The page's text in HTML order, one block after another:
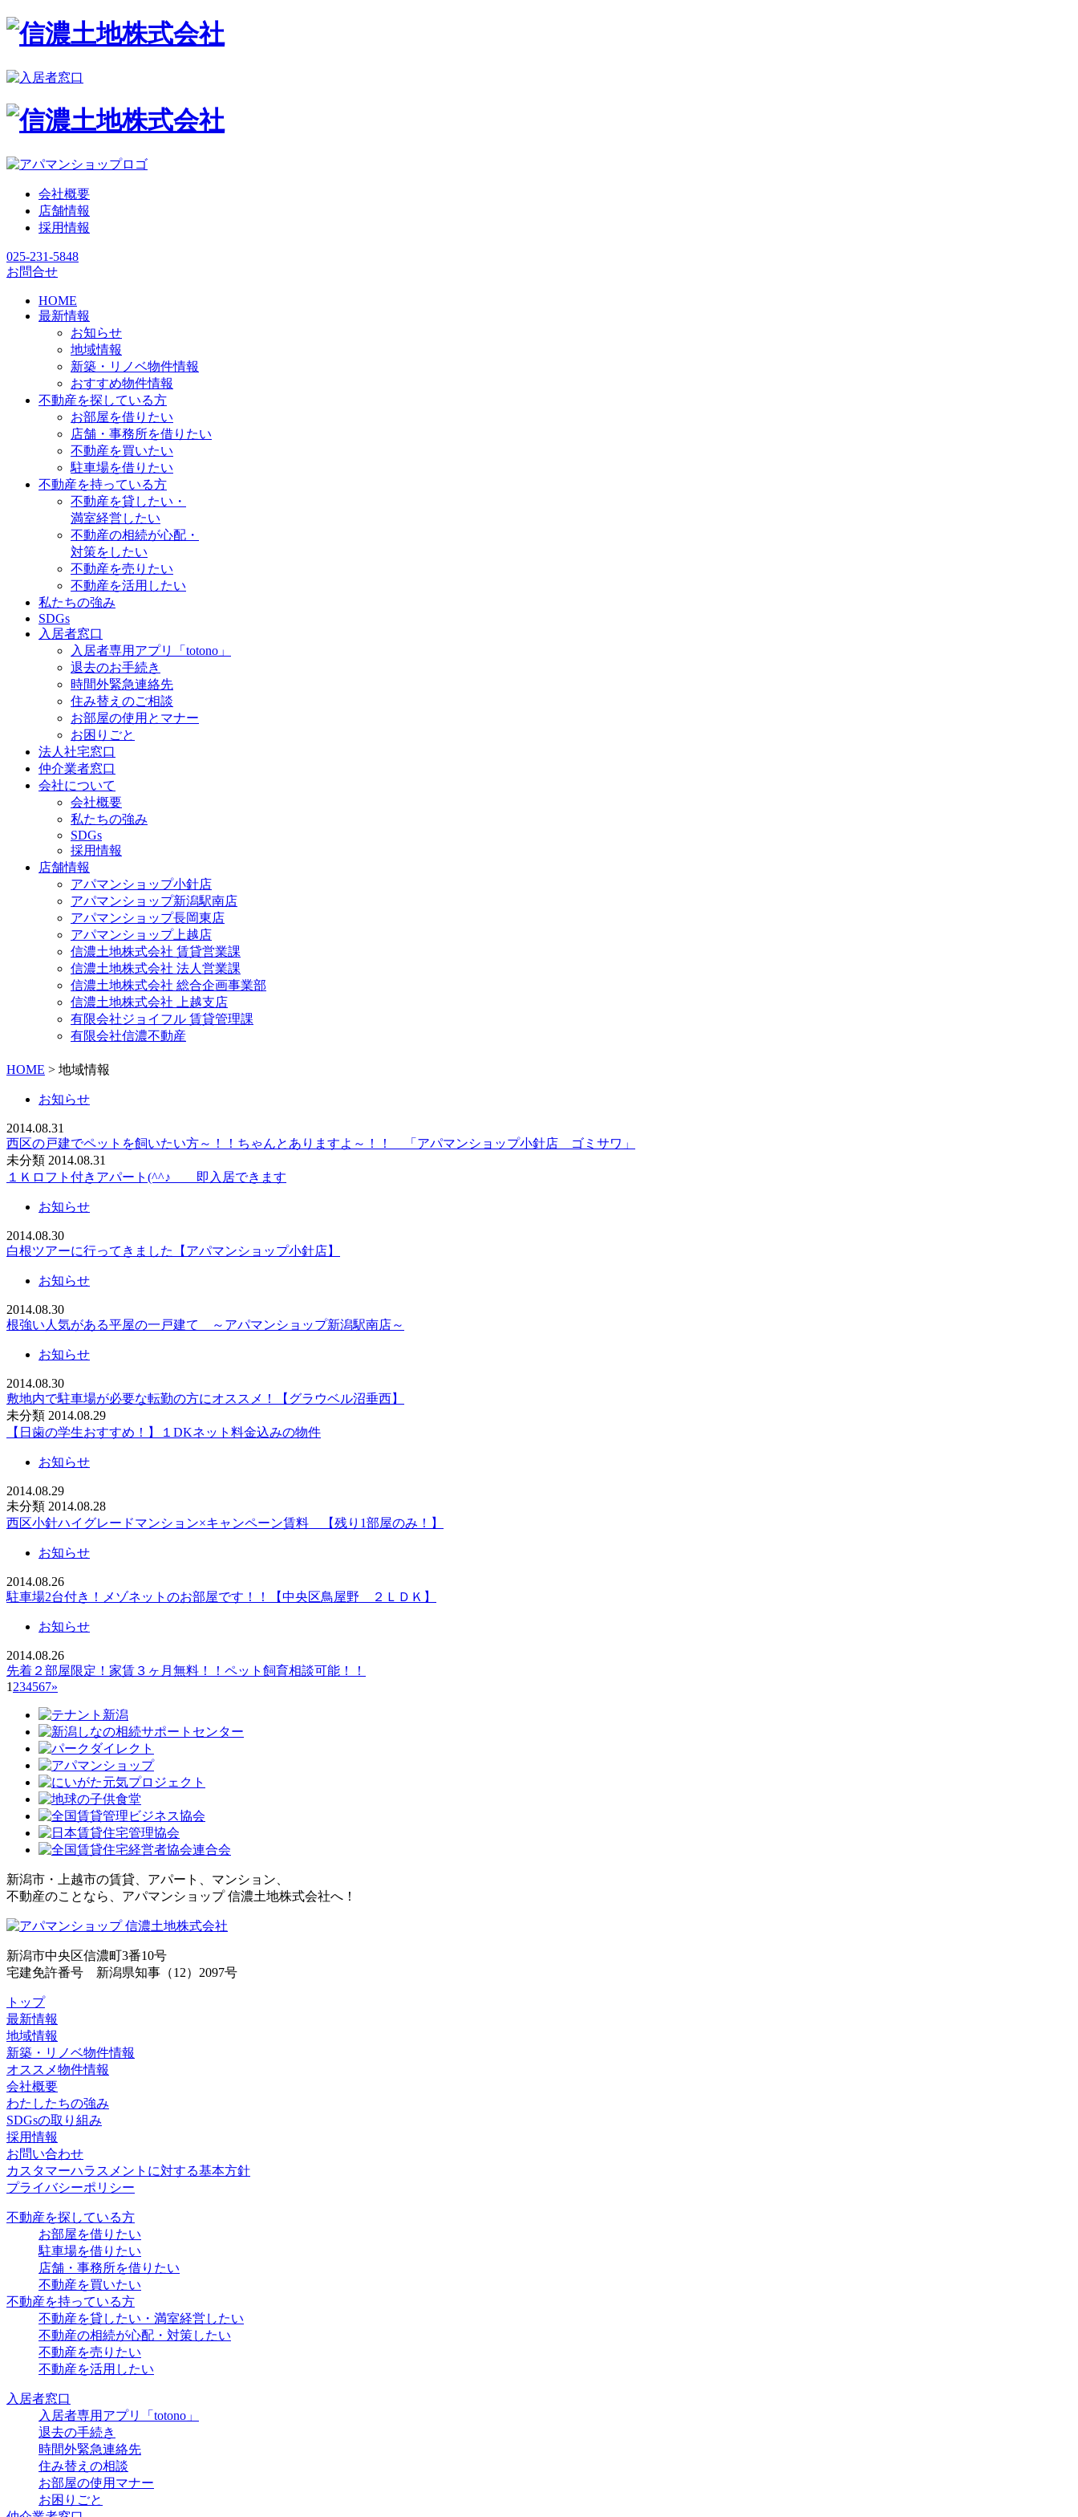
会社概要
店舗情報
採用情報
025-231-5848
お問合せ
HOME
最新情報
お知らせ
地域情報
新築・リノベ物件情報
おすすめ物件情報
不動産を探している方
お部屋を借りたい
店舗・事務所を借りたい
不動産を買いたい
駐車場を借りたい
不動産を持っている方
不動産を貸したい・
満室経営したい
不動産の相続が心配・
対策をしたい
不動産を売りたい
不動産を活用したい
私たちの強み
SDGs
入居者窓口
入居者専用アプリ「totono」
退去のお手続き
時間外緊急連絡先
住み替えのご相談
お部屋の使用とマナー
お困りごと
法人社宅窓口
仲介業者窓口
会社について
会社概要
私たちの強み
SDGs
採用情報
店舗情報
アパマンショップ小針店
アパマンショップ新潟駅南店
アパマンショップ長岡東店
アパマンショップ上越店
信濃土地株式会社 賃貸営業課
信濃土地株式会社 法人営業課
信濃土地株式会社 総合企画事業部
信濃土地株式会社 上越支店
有限会社ジョイフル 賃貸管理課
有限会社信濃不動産
HOME > 地域情報
お知らせ
2014.08.31
西区の戸建でペットを飼いたい方～！！ちゃんとありますよ～！！ 「アパマンショップ小針店 ゴミサワ」
未分類 2014.08.31
１Ｋロフト付きアパート(^^♪ 即入居できます
お知らせ
2014.08.30
白根ツアーに行ってきました【アパマンショップ小針店】
お知らせ
2014.08.30
根強い人気がある平屋の一戸建て ～アパマンショップ新潟駅南店～
お知らせ
2014.08.30
敷地内で駐車場が必要な転勤の方にオススメ！【グラウベル沼垂西】
未分類 2014.08.29
【日歯の学生おすすめ！】１DKネット料金込みの物件
お知らせ
2014.08.29
未分類 2014.08.28
西区小針ハイグレードマンション×キャンペーン賃料 【残り1部屋のみ！】
お知らせ
2014.08.26
駐車場2台付き！メゾネットのお部屋です！！【中央区鳥屋野 ２ＬＤＫ】
お知らせ
2014.08.26
先着２部屋限定！家賃３ヶ月無料！！ペット飼育相談可能！！
1 234567»
新潟市・上越市の賃貸、アパート、マンション、
不動産のことなら、アパマンショップ 信濃土地株式会社へ！
新潟市中央区信濃町3番10号
宅建免許番号 新潟県知事（12）2097号
トップ
最新情報
地域情報
新築・リノベ物件情報
オススメ物件情報
会社概要
わたしたちの強み
SDGsの取り組み
採用情報
お問い合わせ
カスタマーハラスメントに対する基本方針
プライバシーポリシー
不動産を探している方
お部屋を借りたい
駐車場を借りたい
店舗・事務所を借りたい
不動産を買いたい
不動産を持っている方
不動産を貸したい・満室経営したい
不動産の相続が心配・対策したい
不動産を売りたい
不動産を活用したい
入居者窓口
入居者専用アプリ「totono」
退去の手続き
時間外緊急連絡先
住み替えの相談
お部屋の使用マナー
お困りごと